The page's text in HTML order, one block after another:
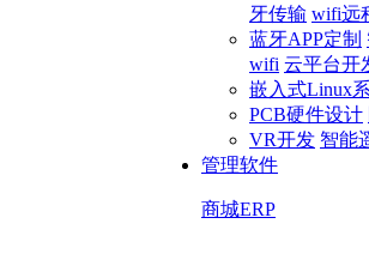
牙传输 wifi远
蓝牙APP定制
wifi 云平台开
嵌入式Linux
PCB硬件设计
VR开发 智能
管理软件
商城ERP